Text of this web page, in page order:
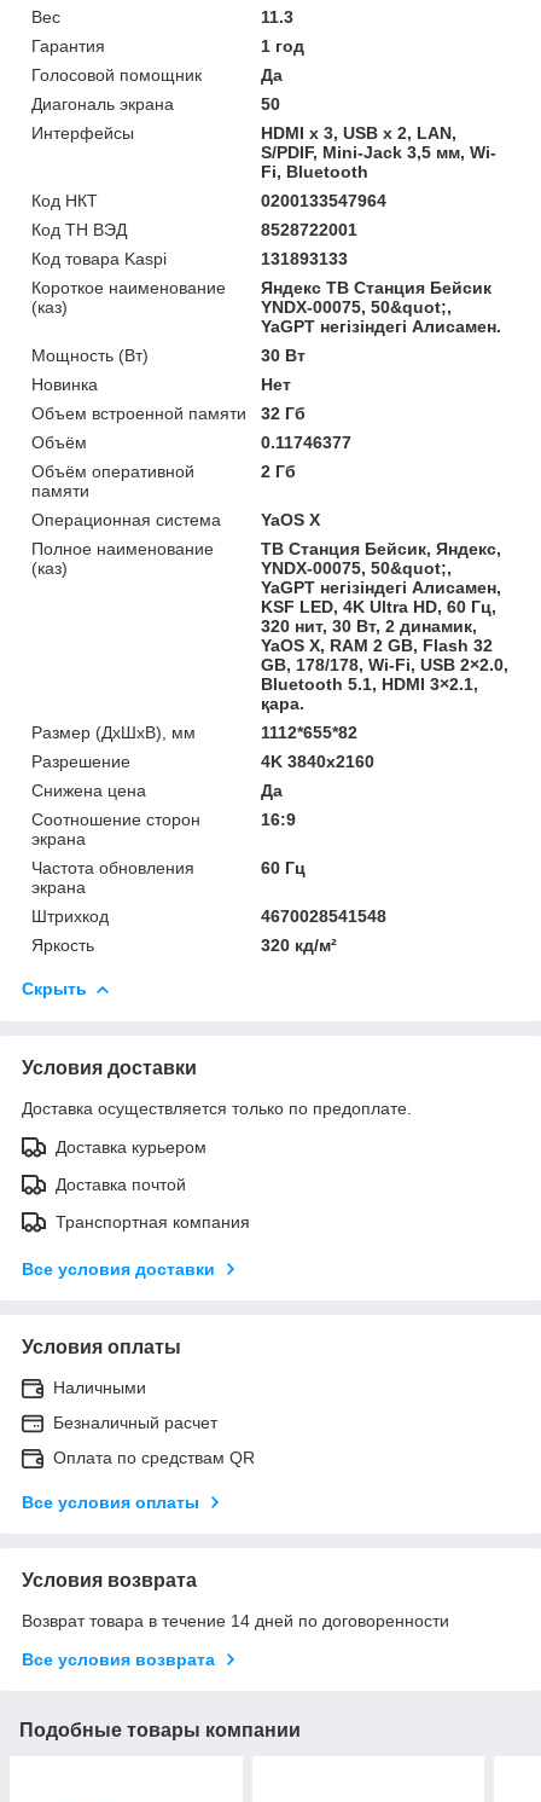
Вес
11.3
Гарантия
1 год
Голосовой помощник
Да
Диагональ экрана
50
Интерфейсы
HDMI x 3, USB x 2, LAN,
S/PDIF, Mini-Jack 3,5 мм, Wi-
Fi, Bluetooth
Код НКТ
0200133547964
Код ТН ВЭД
8528722001
Код товара Kaspi
131893133
Короткое наименование
(каз)
Яндекс ТВ Станция Бейсик
YNDX-00075, 50&quot;,
YaGPT негізіндегі Алисамен.
Мощность (Bт)
30 Вт
Новинка
Нет
Объем встроенной памяти
32 Гб
Объём
0.11746377
Объём оперативной
памяти
2 Гб
Операционная система
YaOS X
Полное наименование
(каз)
ТВ Станция Бейсик, Яндекс,
YNDX-00075, 50&quot;,
YaGPT негізіндегі Алисамен,
KSF LED, 4K Ultra HD, 60 Гц,
320 нит, 30 Вт, 2 динамик,
YaOS X, RAM 2 GB, Flash 32
GB, 178/178, Wi-Fi, USB 2×2.0,
Bluetooth 5.1, HDMI 3×2.1,
қара.
Размер (ДхШхВ), мм
1112*655*82
Разрешение
4K 3840x2160
Снижена цена
Да
Соотношение сторон
экрана
16:9
Частота обновления
экрана
60 Гц
Штрихкод
4670028541548
Яркость
320 кд/м²
Скрыть
Условия доставки
Доставка осуществляется только по предоплате.
Доставка курьером
Доставка почтой
Транспортная компания
Все условия доставки
Условия оплаты
Наличными
Безналичный расчет
Оплата по средствам QR
Все условия оплаты
Условия возврата
Возврат товара в течение 14 дней по договоренности
Все условия возврата
Подобные товары компании